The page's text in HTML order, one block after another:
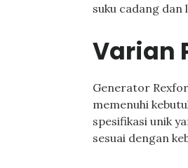
suku cadang
Varian
Generator
memenuhi
spesifikasi unik
sesuai dengan